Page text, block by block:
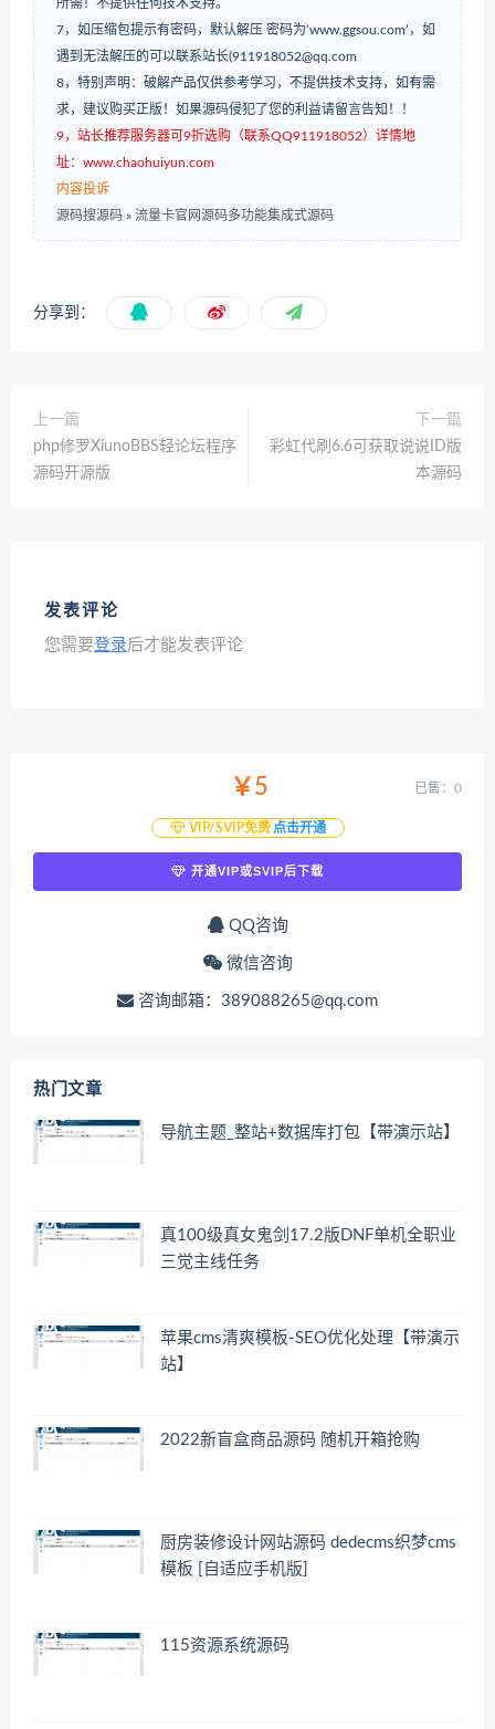
所需！不提供任何技术支持。
7，如压缩包提示有密码，默认解压 密码为‘www.ggsou.com’，如
遇到无法解压的可以联系站长(911918052@qq.com
8，特别声明：破解产品仅供参考学习，不提供技术支持，如有需
求，建议购买正版！如果源码侵犯了您的利益请留言告知！！
9，站长推荐服务器可9折选购（联系QQ911918052）详情地
址：www.chaohuiyun.com
内容投诉
源码搜源码 » 流量卡官网源码多功能集成式源码
分享到：
上一篇
php修罗XiunoBBS轻论坛程序
源码开源版
下一篇
彩虹代刷6.6可获取说说ID版
本源码
发表评论
您需要登录后才能发表评论
￥5
VIP/SVIP免费 点击开通
已售：0
开通VIP或SVIP后下载
QQ咨询
微信咨询
咨询邮箱：389088265@qq.com
热门文章
导航主题_整站+数据库打包【带演示站】
真100级真女鬼剑17.2版DNF单机全职业
三觉主线任务
苹果cms清爽模板-SEO优化处理【带演示
站】
2022新盲盒商品源码 随机开箱抢购
厨房装修设计网站源码 dedecms织梦cms
模板 [自适应手机版]
115资源系统源码